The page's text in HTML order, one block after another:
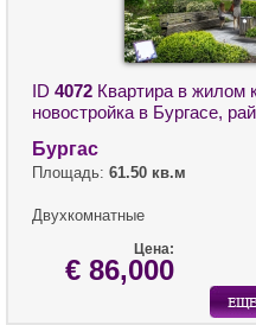
ID 4072 Квартира в жилом
новостройка в Бургасе,
Бургас
Площадь: 61.50 кв.м
Двухкомнатные
Цена:
€ 86,000